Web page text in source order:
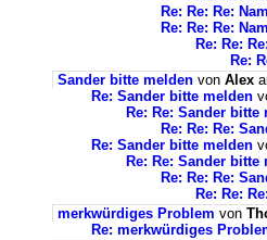
Re: Re: Re:
Re: Re: Re:
Re: Re:
Re:
Sander bitte melden von Alex
Re: Sander bitte melden
Re: Re: Sander bitte
Re: Re: Re:
Re: Sander bitte melden
Re: Re: Sander bitte
Re: Re: Re:
Re: Re:
merkwürdiges Problem von
Re: merkwürdiges